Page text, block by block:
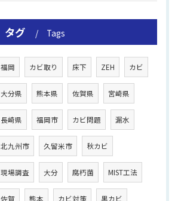
タグ Tags
福岡 カビ取り 床下 ZEH カビ
大分県 熊本県 佐賀県 宮崎県
長崎県 福岡市 カビ問題 漏水
北九州市 久留米市 秋カビ
現場調査 大分 腐朽菌 MIST工法
佐賀 熊本 カビ対策 黒カビ